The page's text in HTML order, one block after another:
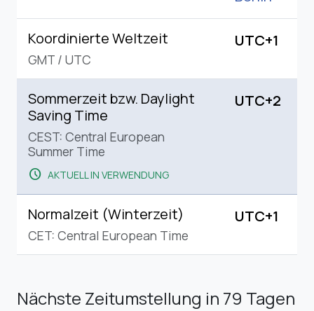
Koordinierte Weltzeit
GMT / UTC
UTC+1
Sommerzeit bzw. Daylight
Saving Time
CEST: Central European
Summer Time
schedule AKTUELL IN VERWENDUNG
UTC+2
Normalzeit (Winterzeit)
CET: Central European Time
UTC+1
Nächste Zeitumstellung in 79 Tagen